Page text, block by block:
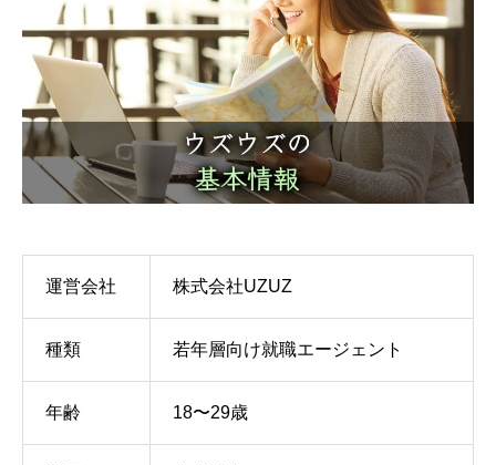
運営会社 株式会社UZUZ
種類 若年層向け就職エージェント
年齢 18〜29歳